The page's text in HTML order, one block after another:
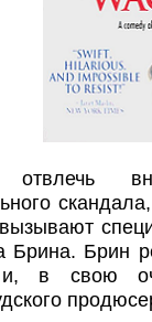
отвлечь
Брина. Брин
в свою